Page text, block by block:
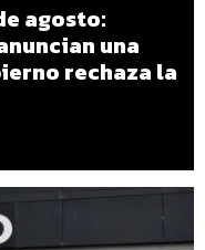
agosto:
una
rechaza la